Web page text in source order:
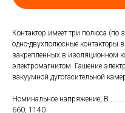
Контактор имеет три полюса (по
одно-двухполюсные контакторы
закрепленных в изоляционном
электромагнитом. Гашение
вакуумной дугогасительной
Номинальное напряжение, В
660, 1140